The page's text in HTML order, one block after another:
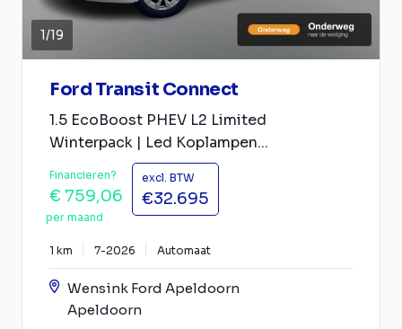
1/19
Ford Transit Connect
1.5 EcoBoost PHEV L2 Limited
Winterpack | Led Koplampen...
Financieren?
€ 759,06
per maand
excl. BTW
€32.695
1 km 7-2026 Automaat
Wensink Ford Apeldoorn
Apeldoorn